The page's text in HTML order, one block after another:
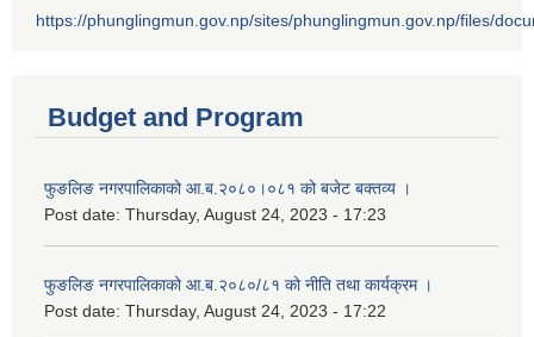
https://phunglingmun.gov.np/sites/phunglingmun.gov.np/files/
Budget and Program
फुङलिङ नगरपालिकाको आ.ब.२०८०।०८१ को बजेट बक्तव्य ।
Post date: Thursday, August 24, 2023 - 17:23
फुङलिङ नगरपालिकाको आ.ब.२०८०/८१ को नीति तथा कार्यक्रम ।
Post date: Thursday, August 24, 2023 - 17:22